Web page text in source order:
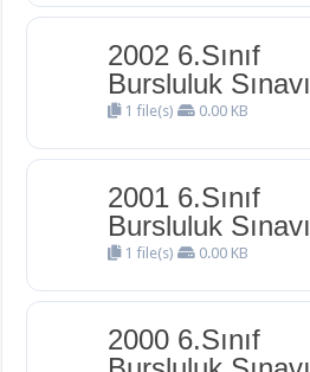
2002 6.Sınıf
Bursluluk Sınavı
1 file(s) 0.00 KB
2001 6.Sınıf
Bursluluk Sınavı
1 file(s) 0.00 KB
2000 6.Sınıf